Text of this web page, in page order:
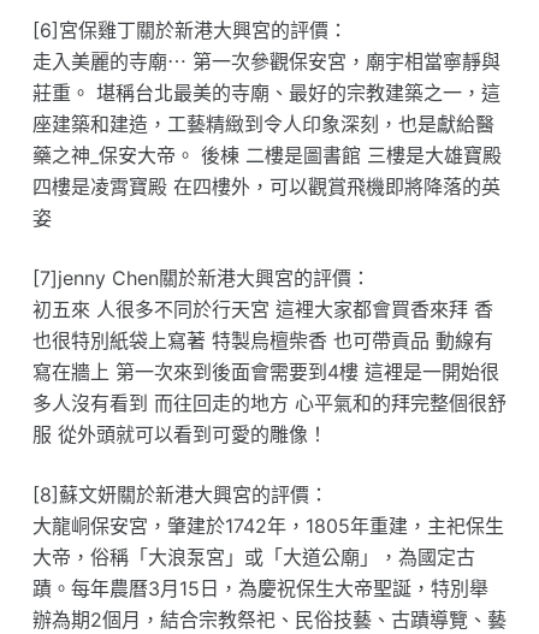
[6]宮保雞丁關於新港大興宮的評價：
走入美麗的寺廟⋯ 第一次參觀保安宮，廟宇相當寧靜與
莊重。 堪稱台北最美的寺廟、最好的宗教建築之一，這
座建築和建造，工藝精緻到令人印象深刻，也是獻給醫
藥之神_保安大帝。 後棟 二樓是圖書館 三樓是大雄寶殿
四樓是凌霄寶殿 在四樓外，可以觀賞飛機即將降落的英
姿
[7]jenny Chen關於新港大興宮的評價：
初五來 人很多不同於行天宮 這裡大家都會買香來拜 香
也很特別紙袋上寫著 特製烏檀柴香 也可帶貢品 動線有
寫在牆上 第一次來到後面會需要到4樓 這裡是一開始很
多人沒有看到 而往回走的地方 心平氣和的拜完整個很舒
服 從外頭就可以看到可愛的雕像！
[8]蘇文妍關於新港大興宮的評價：
大龍峒保安宮，肇建於1742年，1805年重建，主祀保生
大帝，俗稱「大浪泵宮」或「大道公廟」，為國定古
蹟。每年農曆3月15日，為慶祝保生大帝聖誕，特別舉
辦為期2個月，結合宗教祭祀、民俗技藝、古蹟導覽、藝